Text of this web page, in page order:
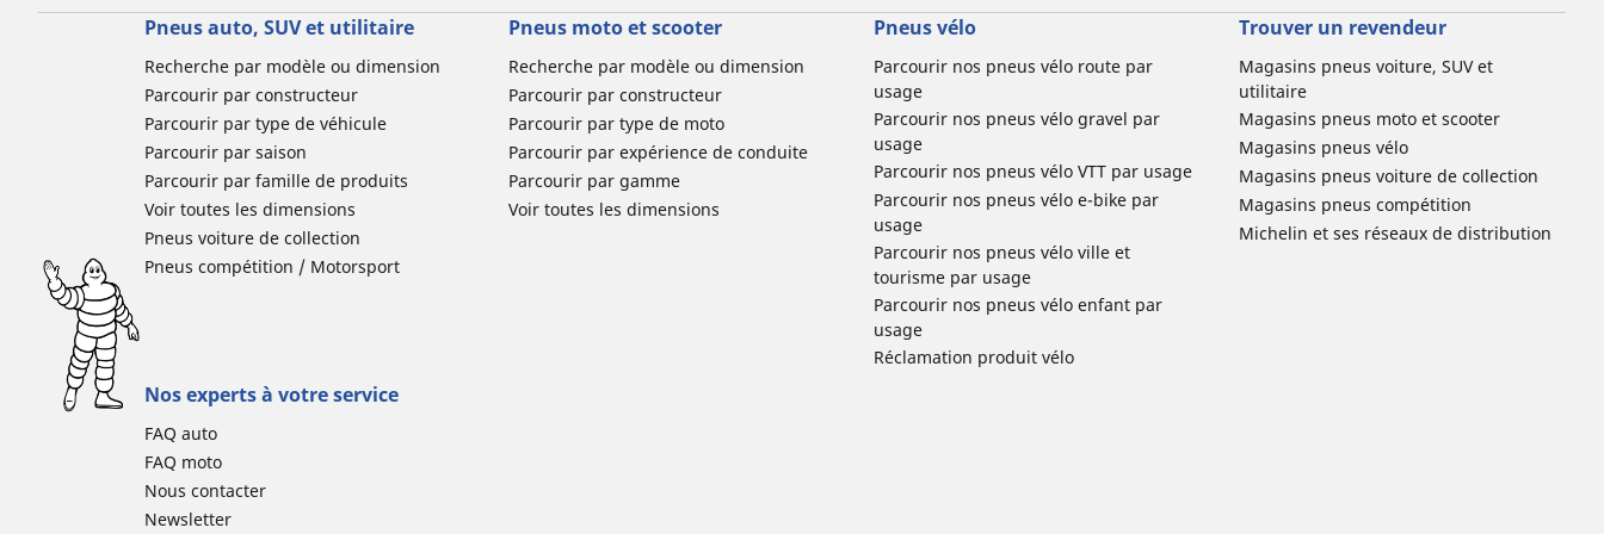
Pneus auto, SUV et utilitaire
Recherche par modèle ou dimension
Parcourir par constructeur
Parcourir par type de véhicule
Parcourir par saison
Parcourir par famille de produits
Voir toutes les dimensions
Pneus voiture de collection
Pneus compétition / Motorsport
Pneus moto et scooter
Recherche par modèle ou dimension
Parcourir par constructeur
Parcourir par type de moto
Parcourir par expérience de conduite
Parcourir par gamme
Voir toutes les dimensions
Pneus vélo
Parcourir nos pneus vélo route par
usage
Parcourir nos pneus vélo gravel par
usage
Parcourir nos pneus vélo VTT par usage
Parcourir nos pneus vélo e-bike par
usage
Parcourir nos pneus vélo ville et
tourisme par usage
Parcourir nos pneus vélo enfant par
usage
Réclamation produit vélo
Trouver un revendeur
Magasins pneus voiture, SUV et
utilitaire
Magasins pneus moto et scooter
Magasins pneus vélo
Magasins pneus voiture de collection
Magasins pneus compétition
Michelin et ses réseaux de distribution
Nos experts à votre service
FAQ auto
FAQ moto
Nous contacter
Newsletter